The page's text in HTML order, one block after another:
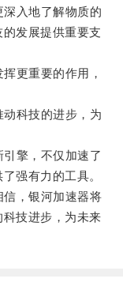
入地了解物质的
发展提供重要支
更重要的作用，
科技的进步，为
擎，不仅加速了
强有力的工具。
，银河加速器将
技进步，为未来